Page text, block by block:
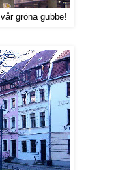
gröna gubbe!